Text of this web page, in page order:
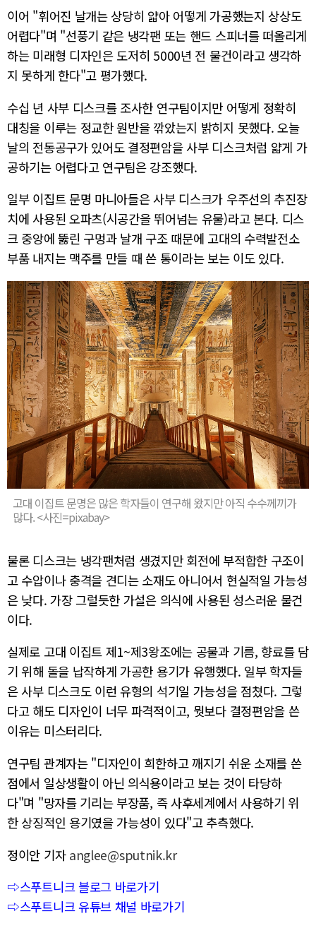
이어 "휘어진 날개는 상당히 얇아 어떻게 가공했는지 상상도
어렵다"며 "선풍기 같은 냉각팬 또는 핸드 스피너를 떠올리게
하는 미래형 디자인은 도저히 5000년 전 물건이라고 생각하
지 못하게 한다"고 평가했다.
수십 년 사부 디스크를 조사한 연구팀이지만 어떻게 정확히
대칭을 이루는 정교한 원반을 깎았는지 밝히지 못했다. 오늘
날의 전동공구가 있어도 결정편암을 사부 디스크처럼 얇게 가
공하기는 어렵다고 연구팀은 강조했다.
일부 이집트 문명 마니아들은 사부 디스크가 우주선의 추진장
치에 사용된 오파츠(시공간을 뛰어넘는 유물)라고 본다. 디스
크 중앙에 뚫린 구멍과 날개 구조 때문에 고대의 수력발전소
부품 내지는 맥주를 만들 때 쓴 통이라는 보는 이도 있다.
고대 이집트 문명은 많은 학자들이 연구해 왔지만 아직 수수께끼가
많다. <사진=pixabay>
물론 디스크는 냉각팬처럼 생겼지만 회전에 부적합한 구조이
고 수압이나 충격을 견디는 소재도 아니어서 현실적일 가능성
은 낮다. 가장 그럴듯한 가설은 의식에 사용된 성스러운 물건
이다.
실제로 고대 이집트 제1~제3왕조에는 공물과 기름, 향료를 담
기 위해 돌을 납작하게 가공한 용기가 유행했다. 일부 학자들
은 사부 디스크도 이런 유형의 석기일 가능성을 점쳤다. 그렇
다고 해도 디자인이 너무 파격적이고, 뭣보다 결정편암을 쓴
이유는 미스터리다.
연구팀 관계자는 "디자인이 희한하고 깨지기 쉬운 소재를 쓴
점에서 일상생활이 아닌 의식용이라고 보는 것이 타당하
다"며 "망자를 기리는 부장품, 즉 사후세계에서 사용하기 위
한 상징적인 용기였을 가능성이 있다"고 추측했다.
정이안 기자 anglee@sputnik.kr
⇨스푸트니크 블로그 바로가기
⇨스푸트니크 유튜브 채널 바로가기